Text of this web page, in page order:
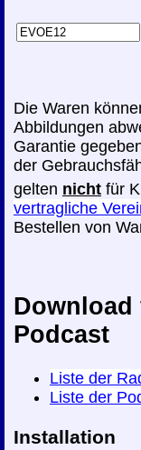
Die Waren
Abbildungen
Garantie
der
gelten nicht für
vertragliche
Bestellen von
Download
Podcast
Liste der
Liste der
Installation